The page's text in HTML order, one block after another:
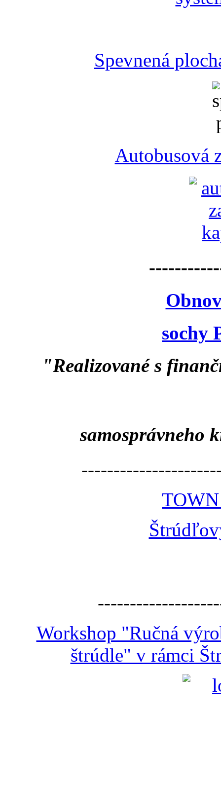
Spevnená
Autobusová
sochy
"Realizované s
samosprávneho
Workshop "Ručná
štrúdle" v rámci